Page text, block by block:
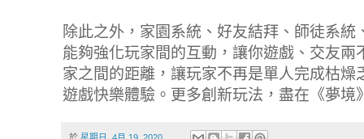
除此之外，家園系統、好友結拜、師徒系
能夠強化玩家間的互動，讓你遊戲、交友
家之間的距離，讓玩家不再是單人完成枯
遊戲快樂體驗。更多創新玩法，盡在《夢境